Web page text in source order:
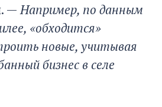
—Например, по данным
«обходится»
новые, учитывая
бизнес в селе